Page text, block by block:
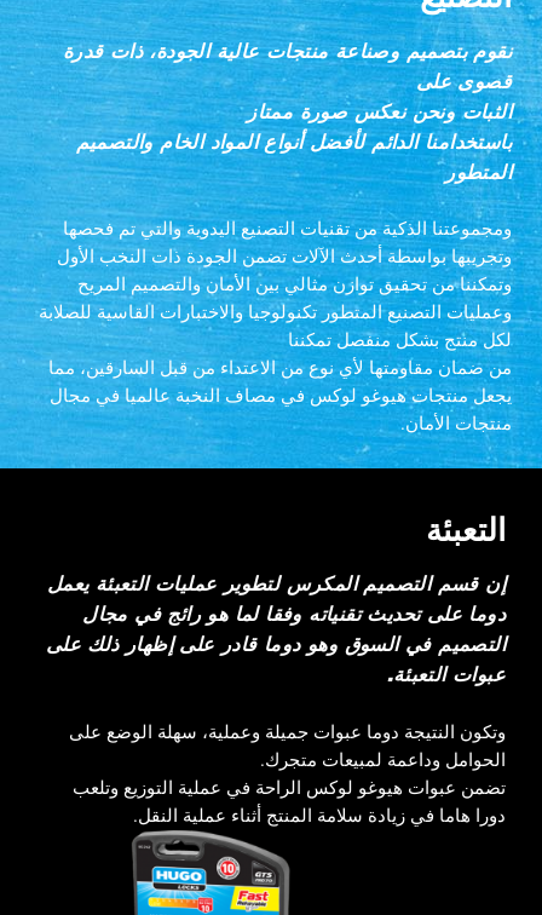
نقوم بتصميم وصناعة منتجات عالية الجودة، ذات قدرة
قصوى على
الثبات ونحن نعكس صورة ممتاز
باستخدامنا الدائم لأفضل أنواع المواد الخام والتصميم
المتطور
ومجموعتنا الذكية من تقنيات التصنيع اليدوية والتي تم فحصها
وتجريبها بواسطة أحدث الآلات تضمن الجودة ذات النخب الأول
وتمكننا من تحقيق توازن مثالي بين الأمان والتصميم المريح
وعمليات التصنيع المتطور تكنولوجيا والاختبارات القاسية للصلابة
لكل منتج بشكل منفصل تمكننا
من ضمان مقاومتها لأي نوع من الاعتداء من قبل السارقين، مما
يجعل منتجات هيوغو لوكس في مصاف النخبة عالميا في مجال
منتجات الأمان.
التعبئة
إن قسم التصميم المكرس لتطوير عمليات التعبئة يعمل
دوما على تحديث تقنياته وفقا لما هو رائج في مجال
التصميم في السوق وهو دوما قادر على إظهار ذلك على
عبوات التعبئة.
وتكون النتيجة دوما عبوات جميلة وعملية، سهلة الوضع على
الحوامل وداعمة لمبيعات متجرك.
تضمن عبوات هيوغو لوكس الراحة في عملية التوزيع وتلعب
دورا هاما في زيادة سلامة المنتج أثناء عملية النقل.